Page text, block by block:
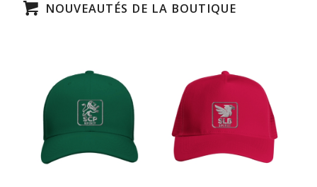
NOUVEAUTÉS DE LA BOUTIQUE